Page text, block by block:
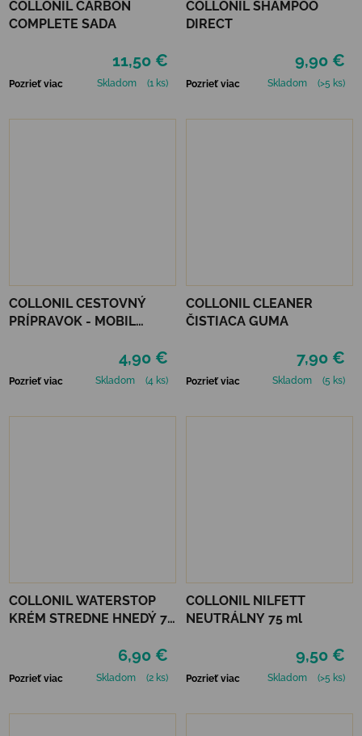
COLLONIL CARBON
COMPLETE SADA
11,50 €
Pozrieť viac Skladom (1 ks)
COLLONIL SHAMPOO
DIRECT
9,90 €
Pozrieť viac Skladom (>5 ks)
COLLONIL CESTOVNÝ
PRÍPRAVOK - MOBIL
4,90 €
Pozrieť viac Skladom (4 ks)
COLLONIL CLEANER
ČISTIACA GUMA
7,90 €
Pozrieť viac Skladom (5 ks)
COLLONIL WATERSTOP
KRÉM STREDNE HNEDÝ 75
6,90 €
Pozrieť viac Skladom (2 ks)
COLLONIL NILFETT
NEUTRÁLNY 75 ml
9,50 €
Pozrieť viac Skladom (>5 ks)